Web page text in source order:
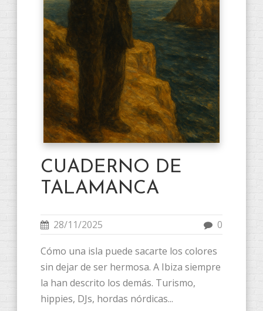
CUADERNO DE
TALAMANCA
28/11/2025 0
Cómo una isla puede sacarte los colores
sin dejar de ser hermosa. A Ibiza siempre
la han descrito los demás. Turismo,
hippies, DJs, hordas nórdicas...